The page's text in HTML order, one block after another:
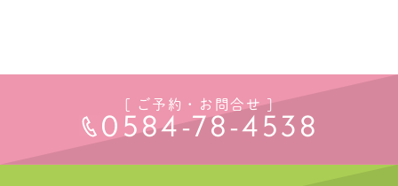
[ ご予約・お問合せ ]
0584-78-4538